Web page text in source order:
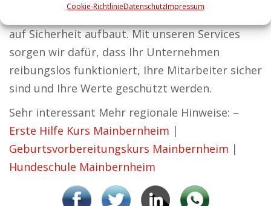
Cookie-RichtlinieDatenschutzImpressum
Zentralschutz sind wir überzeugt, dass Erfolg
auf Sicherheit aufbaut. Mit unseren Services
sorgen wir dafür, dass Ihr Unternehmen
reibungslos funktioniert, Ihre Mitarbeiter sicher
sind und Ihre Werte geschützt werden.
Sehr interessant Mehr regionale Hinweise: –
Erste Hilfe Kurs Mainbernheim |
Geburtsvorbereitungskurs Mainbernheim |
Hundeschule Mainbernheim